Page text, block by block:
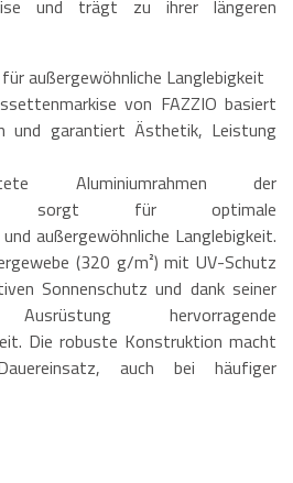
und trägt zu ihrer längeren
außergewöhnliche Langlebigkeit
von FAZZIO basiert
und garantiert Ästhetik, Leistung
Aluminiumrahmen der
sorgt für optimale
außergewöhnliche Langlebigkeit.
(320 g/m²) mit UV-Schutz
Sonnenschutz und dank seiner
Ausrüstung hervorragende
Die robuste Konstruktion macht
auch bei häufiger